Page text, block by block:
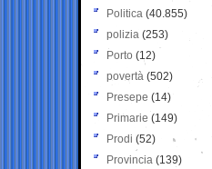
Politica (40.855)
polizia (253)
Porto (12)
povertà (502)
Presepe (14)
Primarie (149)
Prodi (52)
Provincia (139)